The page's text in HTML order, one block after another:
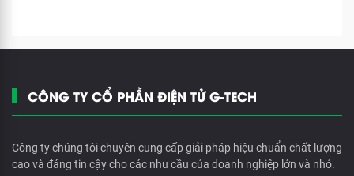
CÔNG TY CỔ PHẦN ĐIỆN TỬ G-TECH
Công ty chúng tôi chuyên cung cấp giải pháp hiệu chuẩn chất lượng
cao và đáng tin cậy cho các nhu cầu của doanh nghiệp lớn và nhỏ.